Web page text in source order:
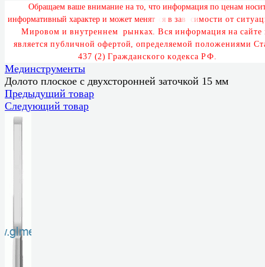
Обращаем ваше внимание на то, что информация по ценам носи
информативный характер и может менят ся в зав и симости от ситуац
Мировом и внутреннем рынках. Вся информация на сайте
является публичной офертой, определяемой положениями Ст
437 (2) Гражданского кодекса РФ.
Мединструменты
Долото плоское с двухсторонней заточкой 15 мм
Предыдущий товар
Следующий товар